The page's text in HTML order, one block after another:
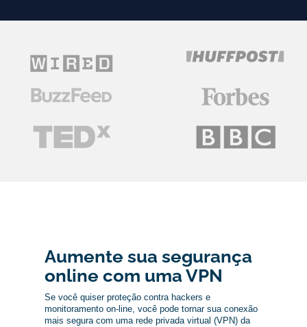
Aumente sua segurança
online com uma VPN
Se você quiser proteção contra hackers e
monitoramento on-line, você pode tornar sua conexão
mais segura com uma rede privada virtual (VPN) da